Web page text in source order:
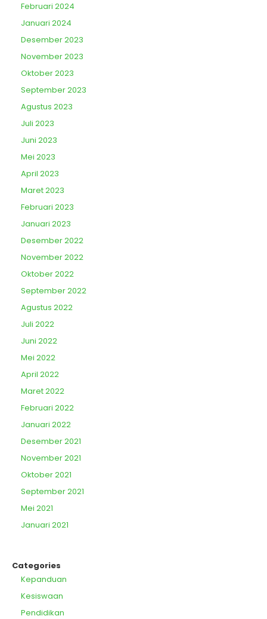
Februari 2024
Januari 2024
Desember 2023
November 2023
Oktober 2023
September 2023
Agustus 2023
Juli 2023
Juni 2023
Mei 2023
April 2023
Maret 2023
Februari 2023
Januari 2023
Desember 2022
November 2022
Oktober 2022
September 2022
Agustus 2022
Juli 2022
Juni 2022
Mei 2022
April 2022
Maret 2022
Februari 2022
Januari 2022
Desember 2021
November 2021
Oktober 2021
September 2021
Mei 2021
Januari 2021
Categories
Kepanduan
Kesiswaan
Pendidikan